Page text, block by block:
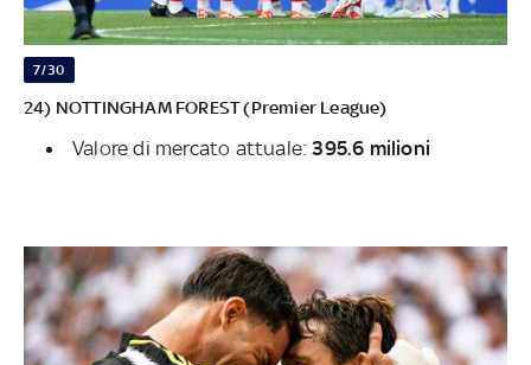
7/30
24) NOTTINGHAM FOREST (Premier League)
Valore di mercato attuale:395.6 milioni